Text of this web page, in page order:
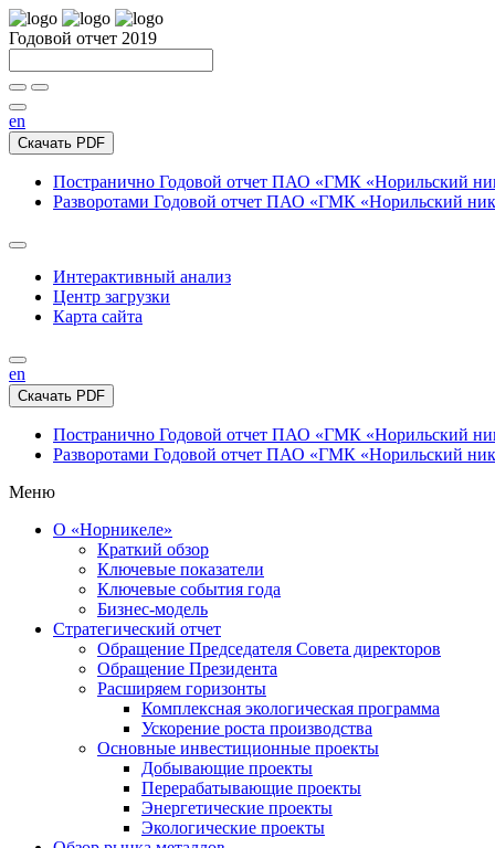
Годовой отчет 2019
en
Скачать PDF
Постранично Годовой отчет ПАО «ГМК «Норильский
Разворотами Годовой отчет ПАО «ГМК «Норильский
Интерактивный анализ
Центр загрузки
Карта сайта
en
Скачать PDF
Постранично Годовой отчет ПАО «ГМК «Норильский
Разворотами Годовой отчет ПАО «ГМК «Норильский
Меню
О «Норникеле»
Краткий обзор
Ключевые показатели
Ключевые события года
Бизнес-модель
Стратегический отчет
Обращение Председателя Совета директоров
Обращение Президента
Расширяем горизонты
Комплексная экологическая программа
Ускорение роста производства
Основные инвестиционные проекты
Добывающие проекты
Перерабатывающие проекты
Энергетические проекты
Экологические проекты